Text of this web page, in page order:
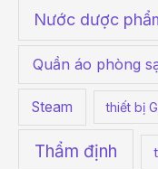
Nước dược
Quần áo phòng
Steam thiết bị
Thẩm định